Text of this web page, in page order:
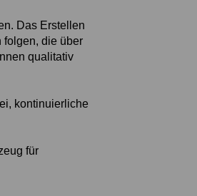
Das Erstellen
folgen, die über
qualitativ
kontinuierliche
für